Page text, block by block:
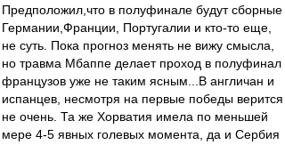
Предположил,что в полуфинале будут сборные
Германии,Франции, Португалии и кто-то еще,
не суть. Пока прогноз менять не вижу смысла,
но травма Мбаппе делает проход в полуфинал
французов уже не таким ясным...В англичан и
испанцев, несмотря на первые победы верится
не очень. Та же Хорватия имела по меньшей
мере 4-5 явных голевых момента, да и Сербия